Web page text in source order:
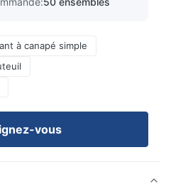
à canapé simple
vous